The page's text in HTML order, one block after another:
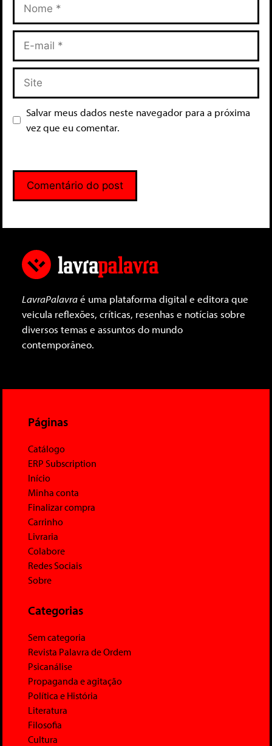
Salvar meus dados neste navegador para a próxima
vez que eu comentar.
LavraPalavraé uma plataforma digital e editora que
veicula reflexões, críticas, resenhas e notícias sobre
diversos temas e assuntos do mundo
contemporâneo.
Páginas
Catálogo
ERP Subscription
Início
Minha conta
Finalizar compra
Carrinho
Livraria
Colabore
Redes Sociais
Sobre
Categorias
Sem categoria
Revista Palavra de Ordem
Psicanálise
Propaganda e agitação
Política e História
Literatura
Filosofia
Cultura